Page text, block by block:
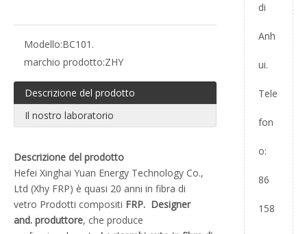
Modello:BC101.
marchio prodotto:ZHY
Descrizione del prodotto
Il nostro laboratorio
Descrizione del prodotto
Hefei Xinghai Yuan Energy Technology Co.,
Ltd (Xhy FRP) è quasi 20 anni in fibra di
vetro Prodotti compositi FRP. Designer
and. produttore, che produce
di
Anh
ui.
Tele
fon
o:
86
158